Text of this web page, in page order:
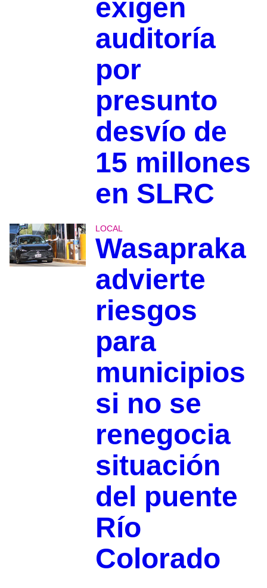
exigen
auditoría
por
presunto
desvío de
15 millones
en SLRC
LOCAL
Wasapraka
advierte
riesgos
para
municipios
si no se
renegocia
situación
del puente
Río
Colorado